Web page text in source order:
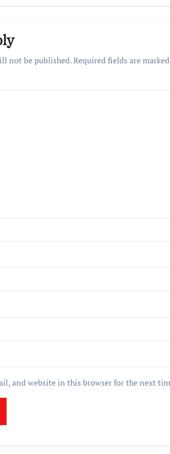
not be published.Required fields are
and website in this browser for the next